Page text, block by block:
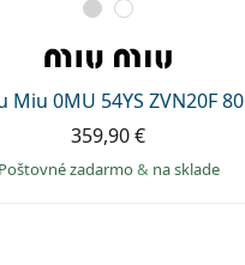
Miu 0MU 54YS ZVN20F 80
359,90 €
Poštovné zadarmo& na sklade